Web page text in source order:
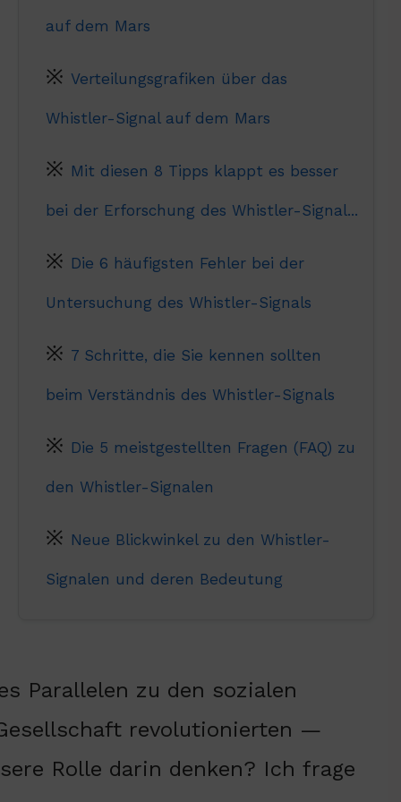
auf dem Mars
Verteilungsgrafiken über das
Whistler-Signal auf dem Mars
Mit diesen 8 Tipps klappt es besser
bei der Erforschung des Whistler-Signal...
Die 6 häufigsten Fehler bei der
Untersuchung des Whistler-Signals
7 Schritte, die Sie kennen sollten
beim Verständnis des Whistler-Signals
Die 5 meistgestellten Fragen (FAQ) zu
den Whistler-Signalen
Neue Blickwinkel zu den Whistler-
Signalen und deren Bedeutung
Parallelen zu den sozialen
revolutionierten —
Rolle darin denken? Ich frage